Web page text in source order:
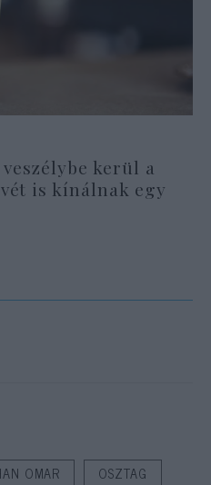
kerül a
is kínálnak egy
OMAR
OSZTAG